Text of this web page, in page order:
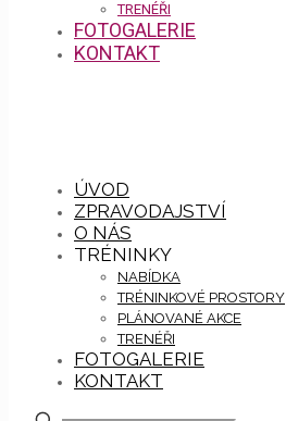
TRENÉŘI
FOTOGALERIE
KONTAKT
ÚVOD
ZPRAVODAJSTVÍ
O NÁS
TRÉNINKY
NABÍDKA
TRÉNINKOVÉ PROSTORY
PLÁNOVANÉ AKCE
TRENÉŘI
FOTOGALERIE
KONTAKT